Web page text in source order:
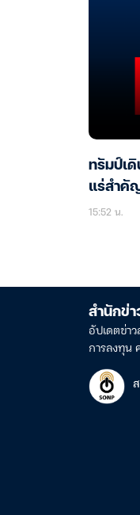
ทรัมป์เ
แร่สำคั
15:52 น.
สำนักข่า
อัปเดตข่า
การลงทุน